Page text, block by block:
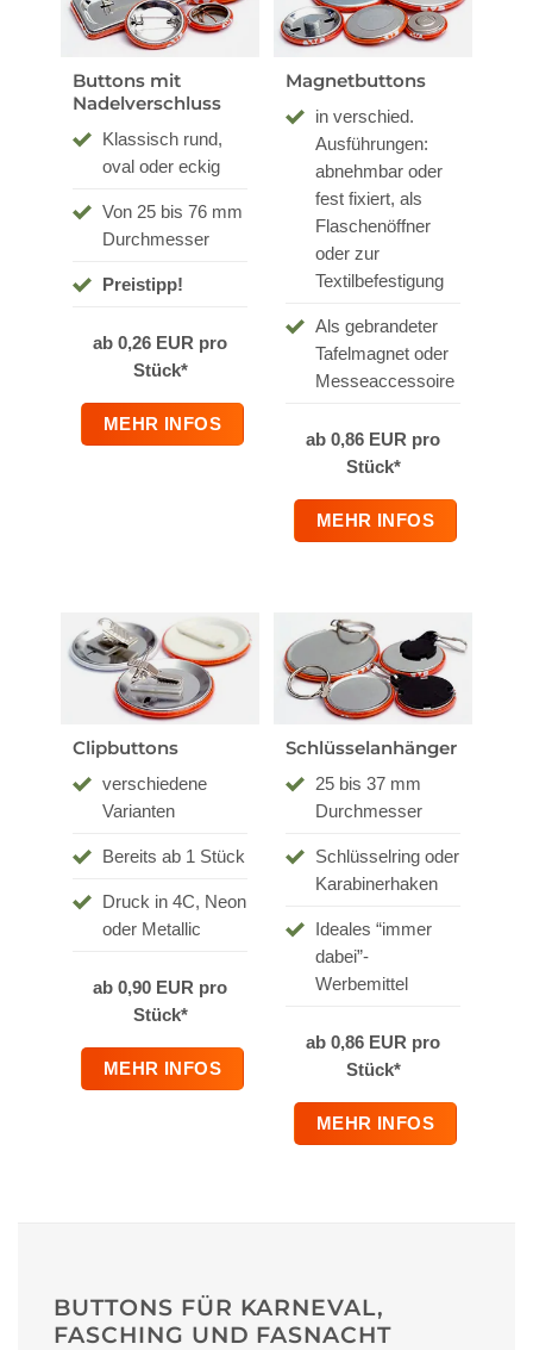
Buttons mit
Nadelverschluss
Klassisch rund,
oval oder eckig
Von 25 bis 76 mm
Durchmesser
Preistipp!
ab 0,26 EUR pro
Stück*
MEHR INFOS
Magnetbuttons
in verschied.
Ausführungen:
abnehmbar oder
fest fixiert, als
Flaschenöffner
oder zur
Textilbefestigung
Als gebrandeter
Tafelmagnet oder
Messeaccessoire
ab 0,86 EUR pro
Stück*
MEHR INFOS
Clipbuttons
verschiedene
Varianten
Bereits ab 1 Stück
Druck in 4C, Neon
oder Metallic
ab 0,90 EUR pro
Stück*
MEHR INFOS
Schlüsselanhänger
25 bis 37 mm
Durchmesser
Schlüsselring oder
Karabinerhaken
Ideales “immer
dabei”-
Werbemittel
ab 0,86 EUR pro
Stück*
MEHR INFOS
BUTTONS FÜR KARNEVAL,
FASCHING UND FASNACHT